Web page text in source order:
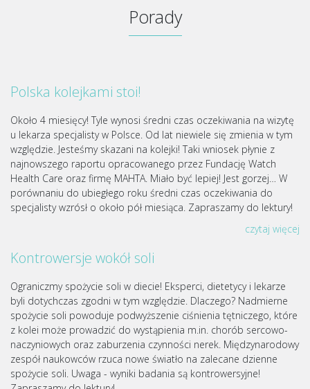
Porady
Polska kolejkami stoi!
Około 4 miesięcy! Tyle wynosi średni czas oczekiwania na wizytę
u lekarza specjalisty w Polsce. Od lat niewiele się zmienia w tym
względzie. Jesteśmy skazani na kolejki! Taki wniosek płynie z
najnowszego raportu opracowanego przez Fundację Watch
Health Care oraz firmę MAHTA. Miało być lepiej! Jest gorzej… W
porównaniu do ubiegłego roku średni czas oczekiwania do
specjalisty wzrósł o około pół miesiąca. Zapraszamy do lektury!
czytaj więcej
Kontrowersje wokół soli
Ograniczmy spożycie soli w diecie! Eksperci, dietetycy i lekarze
byli dotychczas zgodni w tym względzie. Dlaczego? Nadmierne
spożycie soli powoduje podwyższenie ciśnienia tętniczego, które
z kolei może prowadzić do wystąpienia m.in. chorób sercowo-
naczyniowych oraz zaburzenia czynności nerek. Międzynarodowy
zespół naukowców rzuca nowe światło na zalecane dzienne
spożycie soli. Uwaga - wyniki badania są kontrowersyjne!